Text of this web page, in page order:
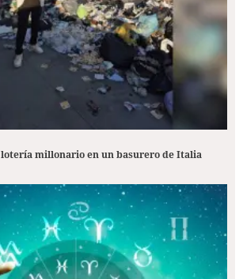
millonario en un basurero de Italia